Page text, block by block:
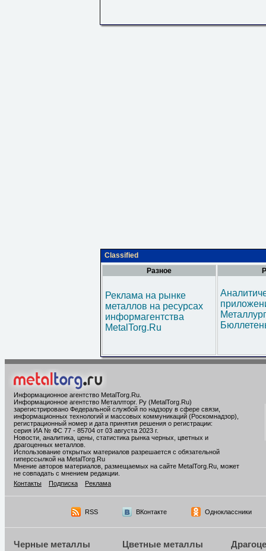
Classified
Разное
Реклама на рынке
металлов на ресурсах
информагентства
MetalTorg.Ru
Информационное агентство MetalTorg.Ru
Информационное агентство Металлторг. Ру (MetalTorg.Ru)
зарегистрировано Федеральной службой по надзору в сфере связи,
информационных технологий и массовых коммуникаций (Роскомнадзор),
регистрационный номер и дата принятия решения о регистрации:
серия ИА № ФС 77 - 85704 от 03 августа 2023 г.
Новости, аналитика, цены, статистика рынка черных, цветных и
драгоценных металлов.
Использование открытых материалов разрешается с обязательной
гиперссылкой на MetalTorg.Ru
Мнение авторов материалов, размещаемых на сайте MetalTorg.Ru, может
не совпадать с мнением редакции.
Контакты
Подписка Реклама
RSS ВКонтакте Одноклассники
Черные металлы Цветные металлы